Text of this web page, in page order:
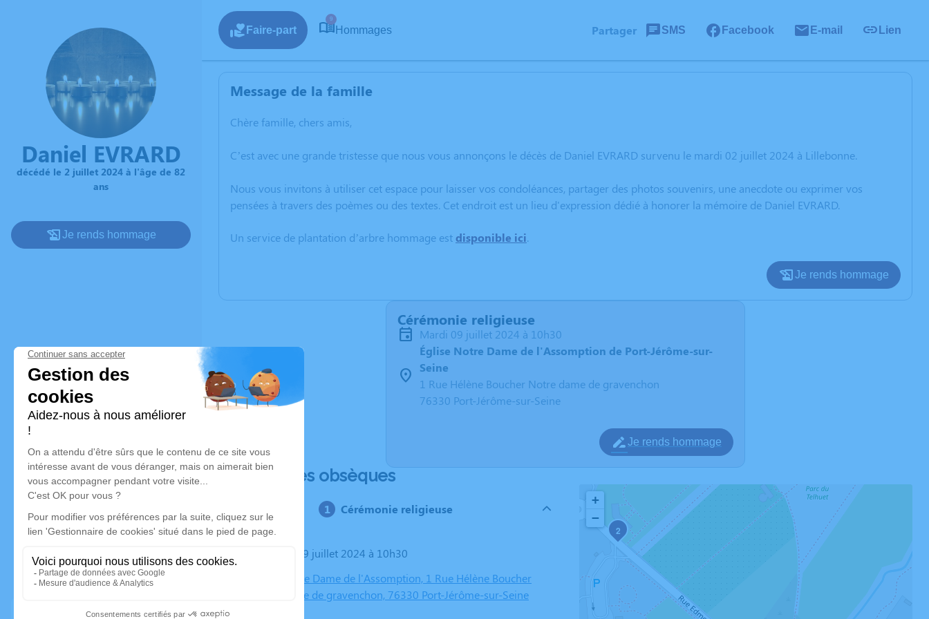
Daniel EVRARD
décédé le 2 juillet 2024 à l'âge de 82
ans
Je rends hommage
Faire-part
9
Hommages Partager SMS Facebook E-mail Lien
Message de la famille
Chère famille, chers amis,
C’est avec une grande tristesse que nous vous annonçons le décès de Daniel EVRARD survenu le mardi 02 juillet 2024 à Lillebonne.
Nous vous invitons à utiliser cet espace pour laisser vos condoléances, partager des photos souvenirs, une anecdote ou exprimer vos
pensées à travers des poèmes ou des textes. Cet endroit est un lieu d'expression dédié à honorer la mémoire de Daniel EVRARD.
Un service de plantation d’arbre hommage estdisponible ici.
Je rends hommage
Cérémonie religieuse
mardi 09 juillet 2024 à 10h30
Église Notre Dame de l'Assomption de Port-Jérôme-sur-
Seine
1 Rue Hélène Boucher Notre dame de gravenchon
76330 Port-Jérôme-sur-Seine
Je rends hommage
Déroulé des obsèques
Cérémonie religieuse
Le mardi 09 juillet 2024 à 10h30
Église Notre Dame de l'Assomption, 1 Rue Hélène Boucher
Notre dame de gravenchon, 76330 Port-Jérôme-sur-Seine
2
+
−